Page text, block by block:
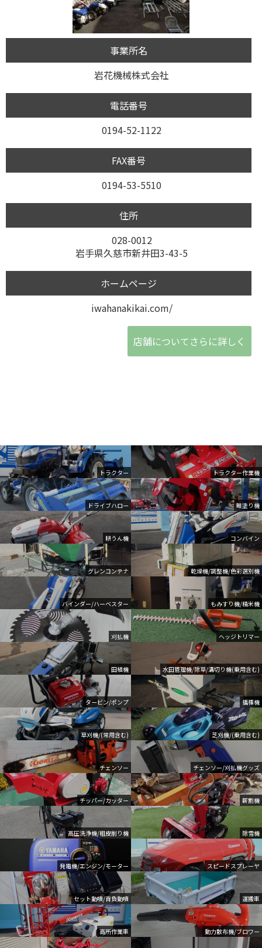
トラクター トラクター作業機
ドライブハロー 畦塗り機
耕うん機 コンバイン
グレンコンテナ 乾燥機/調整機/色彩選別機
バインダー/ハーベスター もみすり機/精米機
刈払機 ヘッジトリマー
田植機 水田管理機/除草/溝切り機(乗用含む)
タービン/ポンプ 播種機
草刈機/(常用含む) 芝刈機/(乗用含む)
チェンソー チェンソー/刈払機グッズ
チッパー/カッター 薪割機
高圧洗浄機/粗皮削り機 除雪機
発電機/エンジン/モーター スピードスプレーヤ
セット動噴/背負動噴 運搬車
高所作業車 動力散布機/ブロワー
事業所名
岩花機械株式会社
電話番号
0194-52-1122
FAX番号
0194-53-5510
住所
028-0012
岩手県久慈市新井田3-43-5
ホームページ
iwahanakikai.com/
店舗についてさらに詳しく